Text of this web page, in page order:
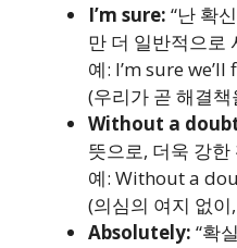
I’m sure: “난 확
만 더 일반적으로
예: I’m sure
(우리가 곧 해결
Without a
뜻으로, 더욱 강
예: Without a
(의심의 여지 없
Absolutely: “확